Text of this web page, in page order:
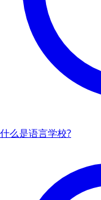
什么是语言学校?